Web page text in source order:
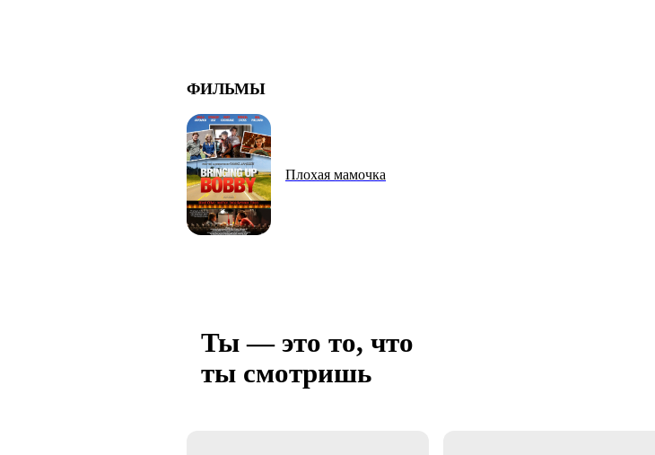
ФИЛЬМЫ
Плохая мамочка
Ты — это то, что
ты смотришь